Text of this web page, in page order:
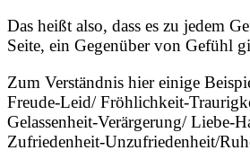
Das heißt also, dass es zu jedem
Seite, ein Gegenüber von Gefühl
Zum Verständnis hier einige
Freude-Leid/ Fröhlichkeit-
Gelassenheit-Verärgerung/ Liebe-
Zufriedenheit-Unzufriedenheit/